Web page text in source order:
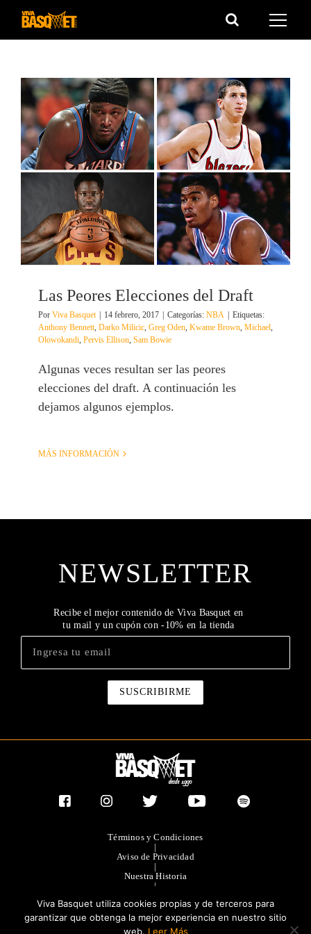
Saltar
Las Peores Elecciones del Draft
Por Viva Basquet 14 febrero, 2017 Categorías: NBA
Etiquetas:
Anthony Bennett, Darko Milicic, Greg Oden, Kwame Brown, Michael,
Olowokandi, Pervis Ellison, Sam Bowie
Algunas veces resultan ser las peores
elecciones del draft. A continuación les
dejamos algunos ejemplos.
MÁS INFORMACIÓN
NEWSLETTER
Recibe el mejor contenido de Viva Basquet en
tu mail y un cupón con -10% en la tienda
Términos y Condiciones
|
Aviso de Privacidad
|
Nuestra Historia
|
|
Publicidad
Viva Basquet utiliza cookies propias y de terceros para
garantizar que obtenga la mejor experiencia en nuestro sitio
web. Leer Más